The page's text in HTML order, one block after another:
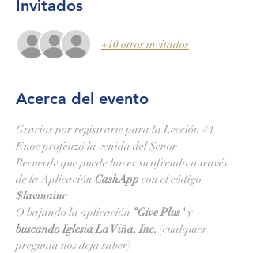
Invitados
+10 otros invitados
Acerca del evento
Gracias por registrarte para la Lección #1
Enoc profetizó la venida del Señor
Recuerde que puede hacer su ofrenda a través
de la Aplicación CashApp con el código
$lavinainc
O bajando la aplicación “Give Plus" y
buscando Iglesia La Viña, Inc. (cualquier
pregunta nos deja saber)